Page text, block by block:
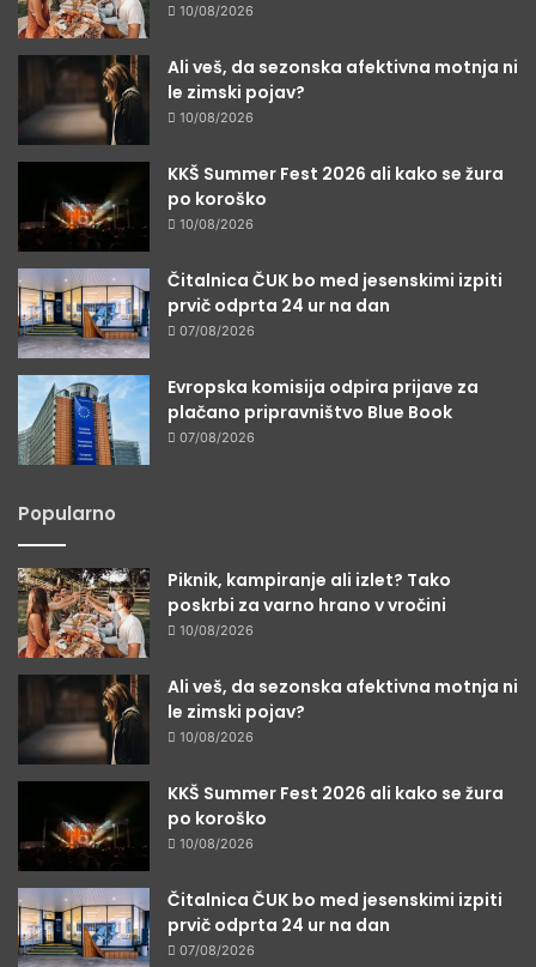
10/08/2026
Ali veš, da sezonska afektivna motnja ni
le zimski pojav?
10/08/2026
KKŠ Summer Fest 2026 ali kako se žura
po koroško
10/08/2026
Čitalnica ČUK bo med jesenskimi izpiti
prvič odprta 24 ur na dan
07/08/2026
Evropska komisija odpira prijave za
plačano pripravništvo Blue Book
07/08/2026
Popularno
Piknik, kampiranje ali izlet? Tako
poskrbi za varno hrano v vročini
10/08/2026
Ali veš, da sezonska afektivna motnja ni
le zimski pojav?
10/08/2026
KKŠ Summer Fest 2026 ali kako se žura
po koroško
10/08/2026
Čitalnica ČUK bo med jesenskimi izpiti
prvič odprta 24 ur na dan
07/08/2026